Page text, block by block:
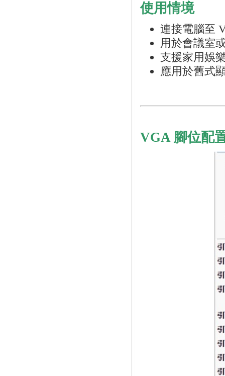
使用情境
連接電腦至
用於會議室
支援家用娛
應用於舊式
VGA 腳位配